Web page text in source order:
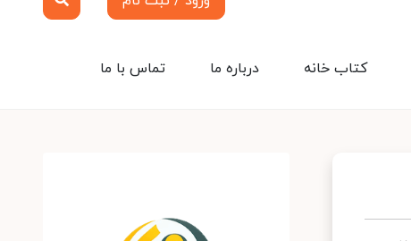
تماس با ما درباره ما کتاب خانه